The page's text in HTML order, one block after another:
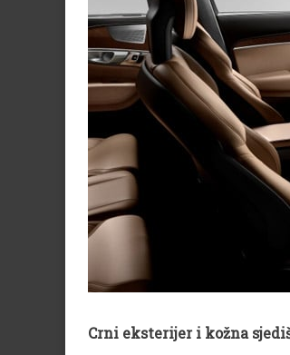
Crni eksterijer i kožna